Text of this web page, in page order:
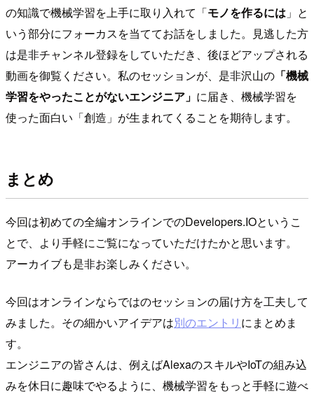
の知識で機械学習を上手に取り入れて「モノを作るには 」と
いう部分にフォーカスを当ててお話をしました。見逃した方
は是非チャンネル登録をしていただき、後ほどアップされる
動画を御覧ください。私のセッションが、是非沢山の 「機械
学習をやったことがないエンジニア」 に届き、機械学習を
使った面白い「創造」が生まれてくることを期待します。
まとめ
今回は初めての全編オンラインでのDevelopers.IOというこ
とで、より手軽にご覧になっていただけたかと思います。
アーカイブも是非お楽しみください。
今回はオンラインならではのセッションの届け方を工夫して
みました。その細かいアイデアは別のエントリ にまとめま
す。
エンジニアの皆さんは、例えばAlexaのスキルやIoTの組み込
みを休日に趣味でやるように、機械学習をもっと手軽に遊べ